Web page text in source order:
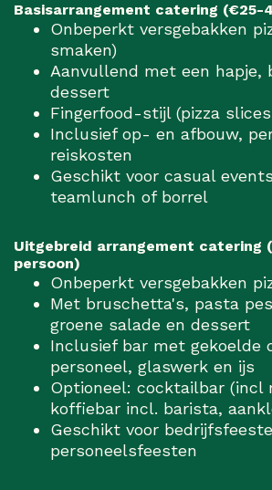
Basisarrangement catering (€25-
Onbeperkt versgebakken
smaken)
Aanvullend met een hapje,
dessert
Fingerfood-stijl (pizza
Inclusief op- en afbouw,
reiskosten
Geschikt voor casual
teamlunch of borrel
Uitgebreid arrangement catering
persoon)
Onbeperkt versgebakken
Met bruschetta's, pasta
groene salade en dessert
Inclusief bar met gekoelde
personeel, glaswerk en ijs
Optioneel: cocktailbar (incl
koffiebar incl. barista,
Geschikt voor
personeelsfeesten